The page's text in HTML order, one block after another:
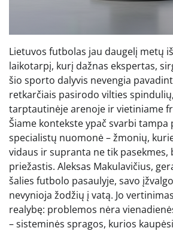
Lietuvos futbolas jau daugelį metų
laikotarpį, kurį dažnas ekspertas,
šio sporto dalyvis nevengia
retkarčiais pasirodo vilties
tarptautinėje arenoje ir vietiniame
Šiame kontekste ypač svarbi tampa
specialistų nuomonė – žmonių,
vidaus ir supranta ne tik pasekmes,
priežastis. Aleksas Makulavičius,
šalies futbolo pasaulyje, savo
nevynioja žodžių į vatą. Jo
realybę: problemos nėra
– sisteminės spragos, kurios